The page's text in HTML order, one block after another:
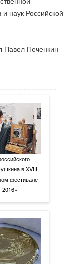
наук Российской
в XVIII
фестивале